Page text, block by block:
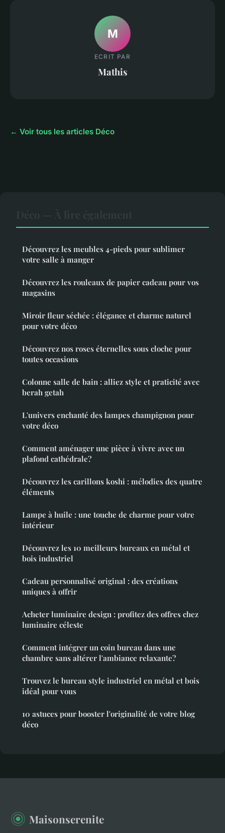
M
ECRIT PAR
Mathis
← Voir tous les articles Déco
Découvrez les meubles 4-pieds pour sublimer
votre salle à manger
Découvrez les rouleaux de papier cadeau pour vos
magasins
Miroir fleur séchée : élégance et charme naturel
pour votre déco
Découvrez nos roses éternelles sous cloche pour
toutes occasions
Colonne salle de bain : alliez style et praticité avec
berah getah
L'univers enchanté des lampes champignon pour
votre déco
Comment aménager une pièce à vivre avec un
plafond cathédrale?
Découvrez les carillons koshi : mélodies des quatre
éléments
Lampe à huile : une touche de charme pour votre
intérieur
Découvrez les 10 meilleurs bureaux en métal et
bois industriel
Cadeau personnalisé original : des créations
uniques à offrir
Acheter luminaire design : profitez des offres chez
luminaire céleste
Comment intégrer un coin bureau dans une
chambre sans altérer l'ambiance relaxante?
Trouvez le bureau style industriel en métal et bois
idéal pour vous
10 astuces pour booster l'originalité de votre blog
déco
Maisonserenite